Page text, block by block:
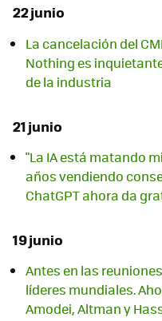
22 junio
La cancelación del
Nothing es
de la industria
21 junio
"La IA está matando
años vendiendo
ChatGPT ahora da
19 junio
Antes en las
líderes mundiales.
Amodei, Altman y